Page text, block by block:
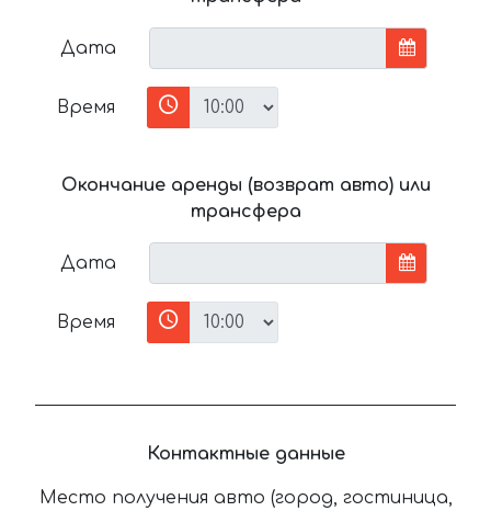
Дата
Время
Окончание аренды (возврат авто) или
трансфера
Дата
Время
Контактные данные
Место получения авто (город, гостиница,